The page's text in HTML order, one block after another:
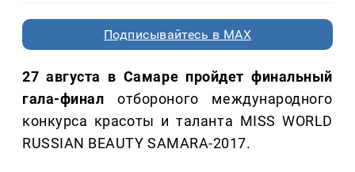
Подписывайтесь в MAX
27 августа в Самаре пройдет финальный
гала-финал отбороного международного
конкурса красоты и таланта MISS WORLD
RUSSIAN BEAUTY SAMARA-2017.